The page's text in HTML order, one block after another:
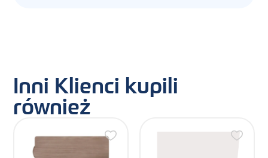
Inni Klienci kupili
również